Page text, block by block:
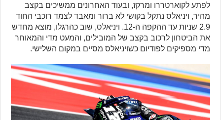
לפתע לקוארטררו ומרקז, ובעוד האחרונים ממשיכים בקצב
מהיר, ויניאלס נתקל בקושי לא ברור ומאבד לצמד רוכבי החוד
2.9 שניות עד ההקפה ה-12. ויניאלס, שוב כהרגלו, מוצא מחדש
את הביטחון לרכוב בקצב של המובילים, והמעט מדי והמאוחר
מדי מספיקים לפודיום כשויניאלס מסיים במקום השלישי.